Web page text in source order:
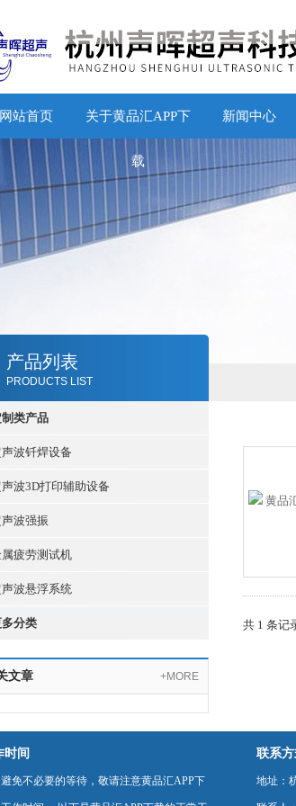
网站首页 关于黄品汇APP下
载
新闻中心
产品列表
PRODUCTS LIST
制类产品
声波钎焊设备
声波3D打印辅助设备
声波强振
疲劳测试机
声波悬浮系统
分类
文章 +MORE
共 1 条记
时间
免不必要的等待，敬请注意黄品汇APP下
联系
地址